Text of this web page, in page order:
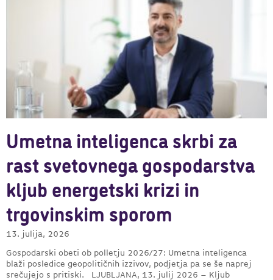
Umetna inteligenca skrbi za
rast svetovnega gospodarstva
kljub energetski krizi in
trgovinskim sporom
13. julija, 2026
Gospodarski obeti ob polletju 2026/27: Umetna inteligenca
blaži posledice geopolitičnih izzivov, podjetja pa se še naprej
srečujejo s pritiski. LJUBLJANA, 13. julij 2026 – Kljub